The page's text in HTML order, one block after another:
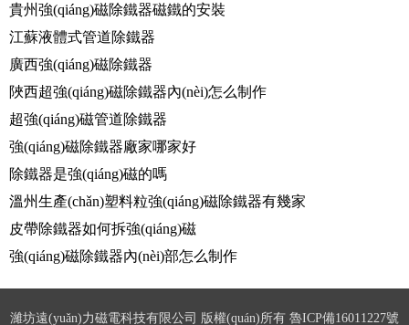
貴州強(qiáng)磁除鐵器磁鐵的安裝
江蘇液體式管道除鐵器
廣西強(qiáng)磁除鐵器
陜西超強(qiáng)磁除鐵器內(nèi)怎么制作
超強(qiáng)磁管道除鐵器
強(qiáng)磁除鐵器廠家哪家好
除鐵器是強(qiáng)磁的嗎
溫州生產(chǎn)塑料粒強(qiáng)磁除鐵器有幾家
皮帶除鐵器如何拆強(qiáng)磁
強(qiáng)磁除鐵器內(nèi)部怎么制作
濰坊遠(yuǎn)力磁電科技有限公司 版權(quán)所有 魯ICP備16011227號